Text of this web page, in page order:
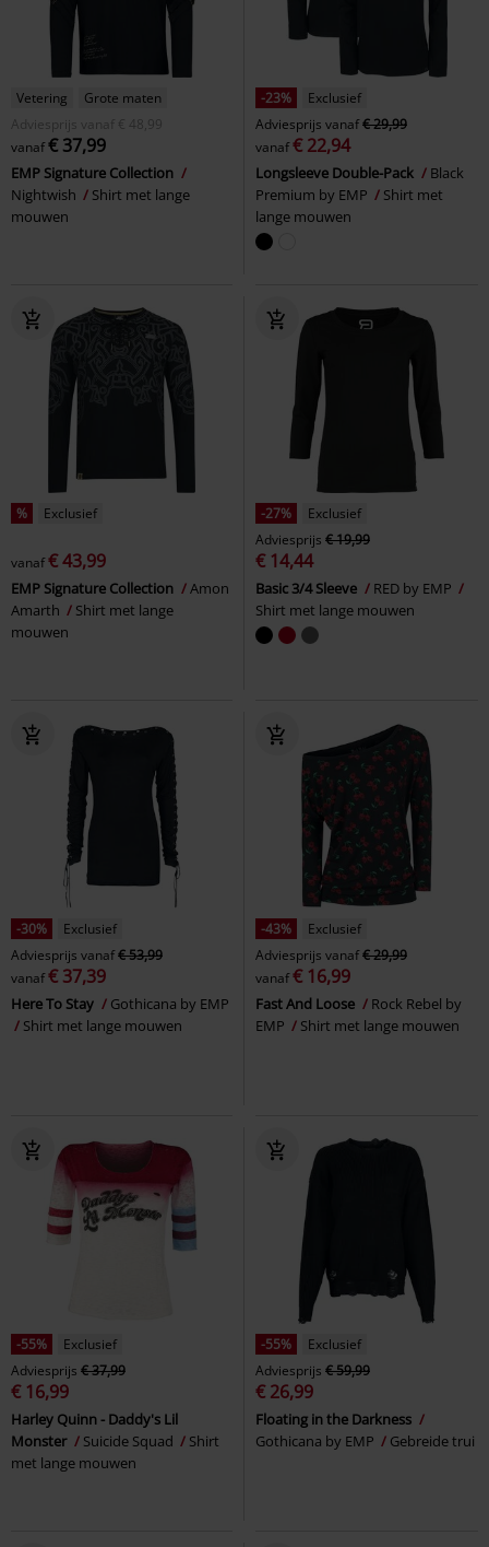
Vetering
Grote maten
Adviesprijs
vanaf € 48,99
vanaf€ 37,99
EMP Signature Collection
Nightwish
Shirt met lange
mouwen
-23%
Exclusief
Adviesprijs vanaf€ 29,99
vanaf€ 22,94
Longsleeve Double-Pack
Black
Premium by EMP
Shirt met
lange mouwen
% Exclusief
vanaf€ 43,99
EMP Signature Collection
Amon
Amarth
Shirt met lange
mouwen
-27%
Exclusief
Adviesprijs € 19,99
€ 14,44
Basic 3/4 Sleeve
RED by EMP
Shirt met lange mouwen
-30%
Exclusief
Adviesprijs vanaf€ 53,99
vanaf€ 37,39
Here To Stay
Gothicana by EMP
Shirt met lange mouwen
-43%
Exclusief
Adviesprijs vanaf€ 29,99
vanaf€ 16,99
Fast And Loose
Rock Rebel by
EMP
Shirt met lange mouwen
-55%
Exclusief
Adviesprijs € 37,99
€ 16,99
Harley Quinn - Daddy's Lil
Monster
Suicide Squad
Shirt
met lange mouwen
-55%
Exclusief
Adviesprijs € 59,99
€ 26,99
Floating in the Darkness
Gothicana by EMP
Gebreide trui